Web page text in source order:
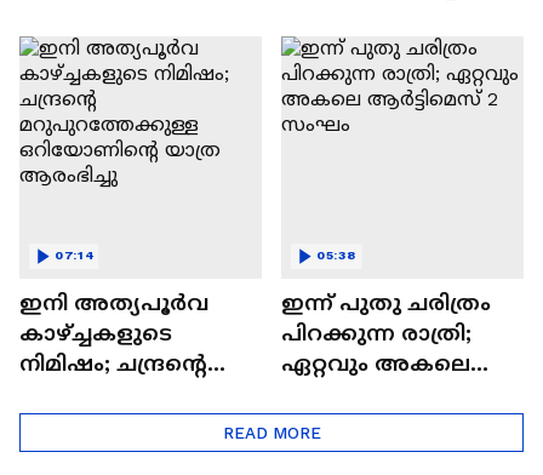
WhatsApp | Tech Talk
Tech Talk
ഇനി അത്യപൂര്‍വ
കാഴ്ച്ചകളുടെ
നിമിഷം; ചന്ദ്രന്റെ
ഒറിയോണിന്റെ യാത്ര
ആരംഭിച്ചു
07:14
ഇന്ന് പുതു ചരിത്രം
പിറക്കുന്ന രാത്രി;
ഏറ്റവും അകലെ
05:38
READ MORE